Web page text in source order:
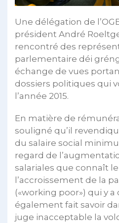
Une délégation de
président André
rencontré des
parlementaire déi
échange de vues
dossiers politiques qui
l’année 2015.
En matière de
souligné qu’il
du salaire social
regard de
salariales que connaît
l’accroissement de la
(«working poor») qui y a
également fait savoir
juge inacceptable la